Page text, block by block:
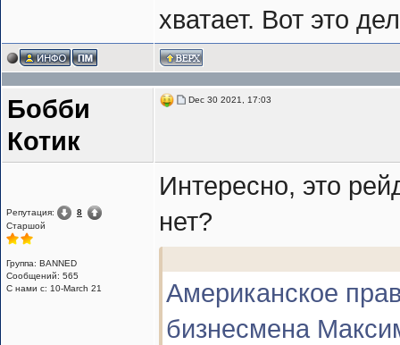
хватает. Вот это
Бобби
Котик
Dec 30 2021, 17:03
Репутация:
8
Cтаршой
Группа: BANNED
Сообщений: 565
С нами с: 10-March 21
Интересно, это
нет?
Американское
бизнесмена